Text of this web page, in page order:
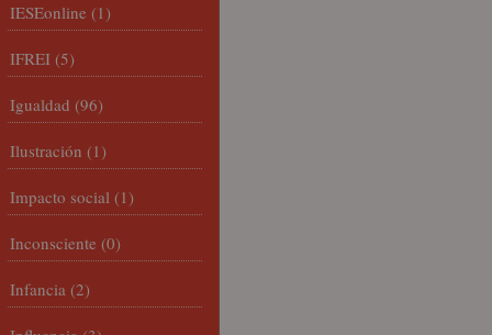
IESEonline (1)
IFREI (5)
Igualdad (96)
Ilustración (1)
Impacto social (1)
Inconsciente (0)
Infancia (2)